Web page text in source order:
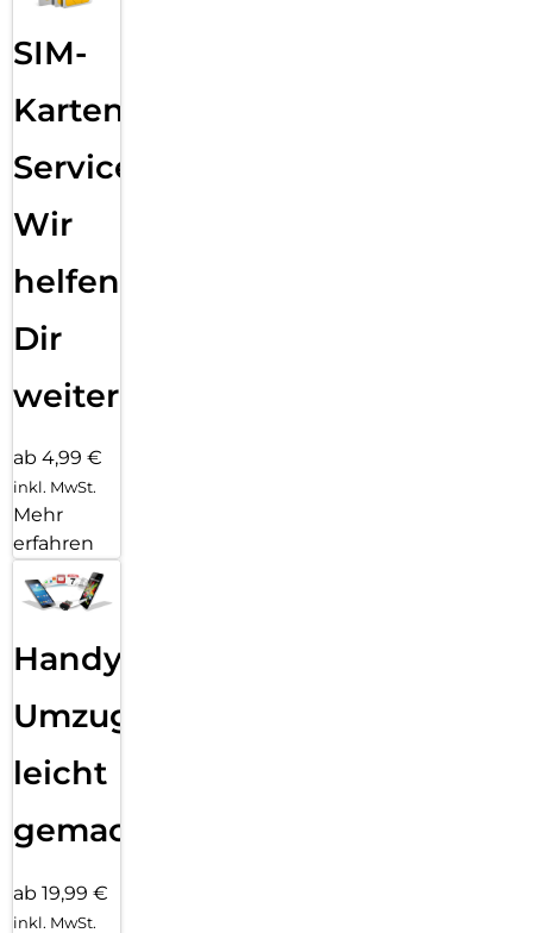
SIM-
Karten
Service:
Wir
helfen
Dir
weiter
ab 4,99 €
inkl. MwSt.
Mehr
erfahren
Handy
Umzug
leicht
gemacht!
ab 19,99 €
inkl. MwSt.